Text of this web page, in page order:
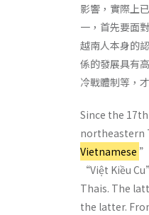
影響，實際上
一，首先要面
越南人本身的
係的發展具有
冷戰體制等，
Since the
northeastern
Vietnamese
“Việt Kiều
Thais. The
the latter.